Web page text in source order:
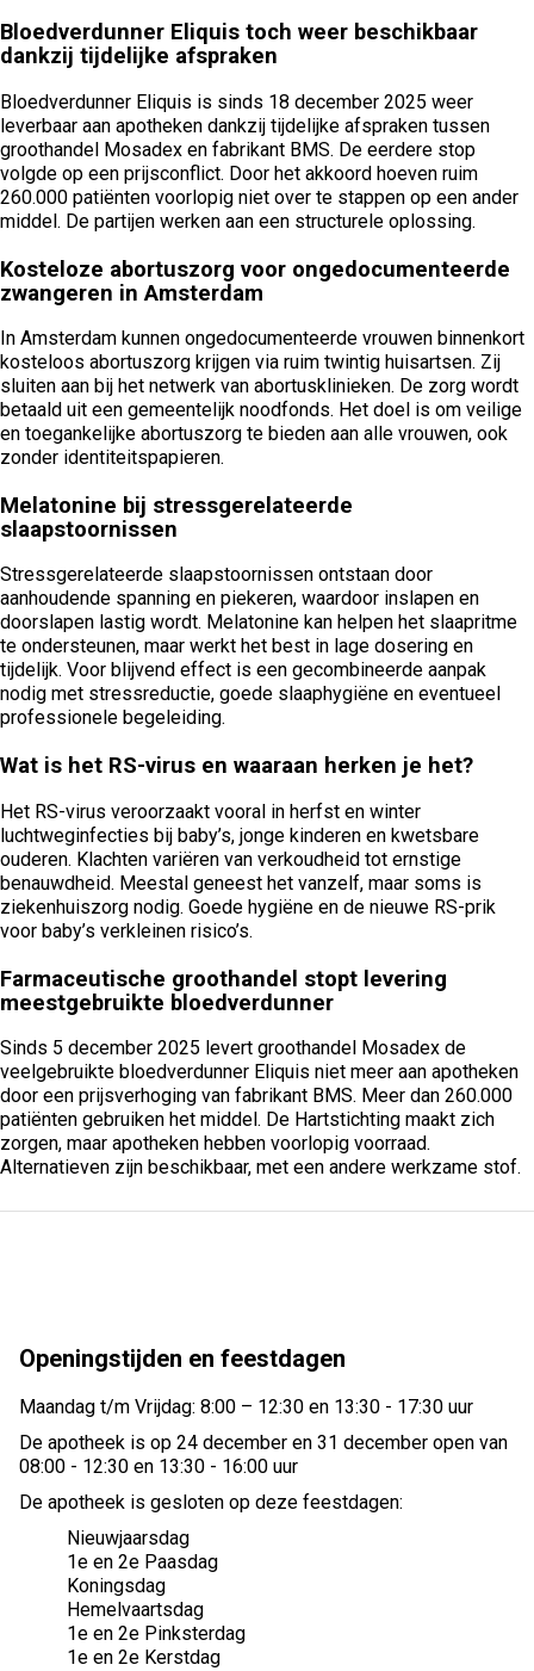
Bloedverdunner Eliquis toch weer beschikbaar
dankzij tijdelijke afspraken
Bloedverdunner Eliquis is sinds 18 december 2025 weer
leverbaar aan apotheken dankzij tijdelijke afspraken tussen
groothandel Mosadex en fabrikant BMS. De eerdere stop
volgde op een prijsconflict. Door het akkoord hoeven ruim
260.000 patiënten voorlopig niet over te stappen op een ander
middel. De partijen werken aan een structurele oplossing.
Kosteloze abortuszorg voor ongedocumenteerde
zwangeren in Amsterdam
In Amsterdam kunnen ongedocumenteerde vrouwen binnenkort
kosteloos abortuszorg krijgen via ruim twintig huisartsen. Zij
sluiten aan bij het netwerk van abortusklinieken. De zorg wordt
betaald uit een gemeentelijk noodfonds. Het doel is om veilige
en toegankelijke abortuszorg te bieden aan alle vrouwen, ook
zonder identiteitspapieren.
Melatonine bij stressgerelateerde
slaapstoornissen
Stressgerelateerde slaapstoornissen ontstaan door
aanhoudende spanning en piekeren, waardoor inslapen en
doorslapen lastig wordt. Melatonine kan helpen het slaapritme
te ondersteunen, maar werkt het best in lage dosering en
tijdelijk. Voor blijvend effect is een gecombineerde aanpak
nodig met stressreductie, goede slaaphygiëne en eventueel
professionele begeleiding.
Wat is het RS-virus en waaraan herken je het?
Het RS-virus veroorzaakt vooral in herfst en winter
luchtweginfecties bij baby’s, jonge kinderen en kwetsbare
ouderen. Klachten variëren van verkoudheid tot ernstige
benauwdheid. Meestal geneest het vanzelf, maar soms is
ziekenhuiszorg nodig. Goede hygiëne en de nieuwe RS-prik
voor baby’s verkleinen risico’s.
Farmaceutische groothandel stopt levering
meestgebruikte bloedverdunner
Sinds 5 december 2025 levert groothandel Mosadex de
veelgebruikte bloedverdunner Eliquis niet meer aan apotheken
door een prijsverhoging van fabrikant BMS. Meer dan 260.000
patiënten gebruiken het middel. De Hartstichting maakt zich
zorgen, maar apotheken hebben voorlopig voorraad.
Alternatieven zijn beschikbaar, met een andere werkzame stof.
Openingstijden en feestdagen
Maandag t/m Vrijdag: 8:00 – 12:30 en 13:30 - 17:30 uur
De apotheek is op 24 december en 31 december open van
08:00 - 12:30 en 13:30 - 16:00 uur
De apotheek is gesloten op deze feestdagen:
Nieuwjaarsdag
1e en 2e Paasdag
Koningsdag
Hemelvaartsdag
1e en 2e Pinksterdag
1e en 2e Kerstdag